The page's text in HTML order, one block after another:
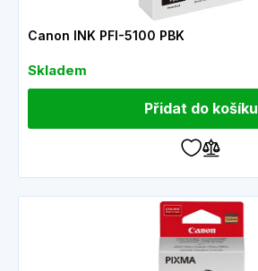
Canon INK PFI-5100 PBK
Skladem
Přidat do košíku